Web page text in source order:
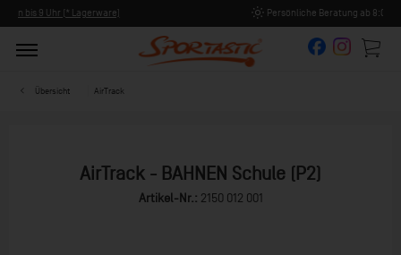
Persönliche Beratung ab 8:00 Uhr Früh (Mo-Fr)
Übersicht AirTrack
AirTrack - BAHNEN Schule (P2)
Artikel-Nr.: 2150 012 001